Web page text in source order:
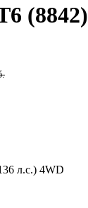
(8842)
л.с.) 4WD